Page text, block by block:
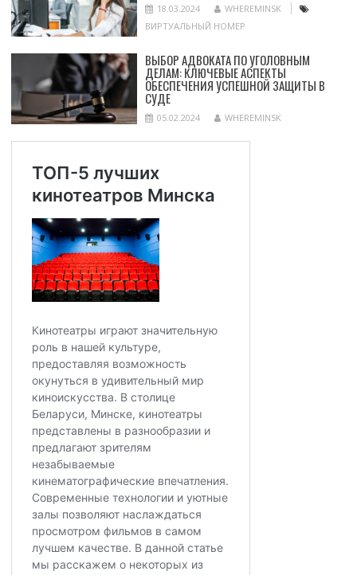
18.03.2024
WHEREMINSK
ВИРТУАЛЬНЫЙ НОМЕР
ВЫБОР АДВОКАТА ПО УГОЛОВНЫМ
ДЕЛАМ: КЛЮЧЕВЫЕ АСПЕКТЫ
ОБЕСПЕЧЕНИЯ УСПЕШНОЙ ЗАЩИТЫ В
СУДЕ
05.02.2024 WHEREMINSK